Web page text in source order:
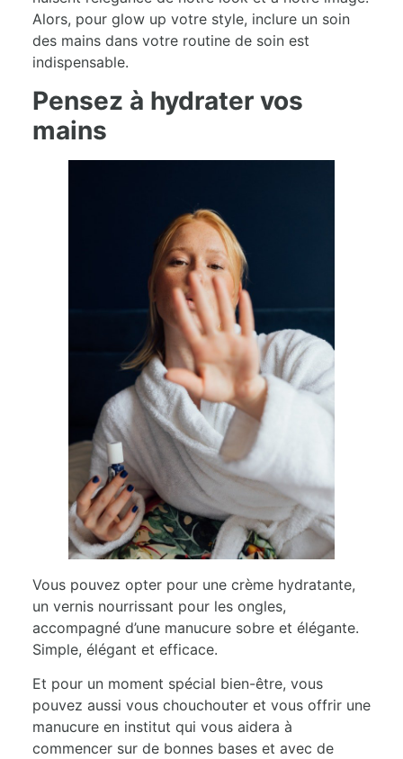
Alors, pour glow up votre style, inclure un soin
des mains dans votre routine de soin est
indispensable.
Pensez à hydrater vos
mains
Vous pouvez opter pour une crème hydratante,
un vernis nourrissant pour les ongles,
accompagné d’une manucure sobre et élégante.
Simple, élégant et efficace.
Et pour un moment spécial bien-être, vous
pouvez aussi vous chouchouter et vous offrir une
manucure en institut qui vous aidera à
commencer sur de bonnes bases et avec de